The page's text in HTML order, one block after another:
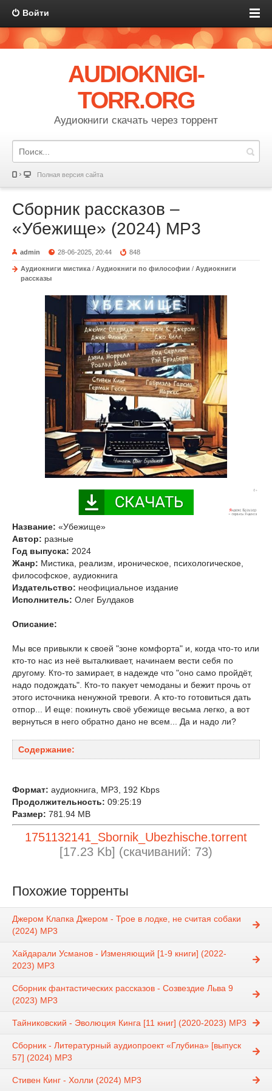
Войти
AUDIOKNIGI-
TORR.ORG
Аудиокниги скачать через торрент
Полная версия сайта
Сборник рассказов –
«Убежище» (2024) MP3
admin 28-06-2025, 20:44 848
Аудиокниги мистика / Аудиокниги по философии / Аудиокниги
рассказы
Название: «Убежище»
Автор: разные
Год выпуска: 2024
Жанр: Мистика, реализм, ироническое, психологическое,
философское, аудиокнига
Издательство: неофициальное издание
Исполнитель: Олег Булдаков
Описание:
Мы все привыкли к своей "зоне комфорта" и, когда что-то или
кто-то нас из неё выталкивает, начинаем вести себя по
другому. Кто-то замирает, в надежде что "оно само пройдёт,
надо подождать". Кто-то пакует чемоданы и бежит прочь от
этого источника ненужной тревоги. А кто-то готовиться дать
отпор... И еще: покинуть своё убежище весьма легко, а вот
вернуться в него обратно дано не всем... Да и надо ли?
Содержание:
Формат: аудиокнига, MP3, 192 Kbps
Продолжительность: 09:25:19
Размер: 781.94 MB
1751132141_Sbornik_Ubezhische.torrent
[17.23 Kb] (cкачиваний: 73)
Похожие торренты
Джером Клапка Джером - Трое в лодке, не считая собаки
(2024) МР3
Хайдарали Усманов - Изменяющий [1-9 книги] (2022-
2023) МР3
Сборник фантастических рассказов - Созвездие Льва 9
(2023) МР3
Тайниковский - Эволюция Кинга [11 книг] (2020-2023) МР3
Сборник - Литературный аудиопроект «Глубина» [выпуск
57] (2024) MP3
Стивен Кинг - Холли (2024) MP3